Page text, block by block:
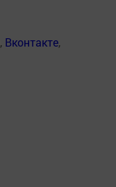
, Вконтакте,